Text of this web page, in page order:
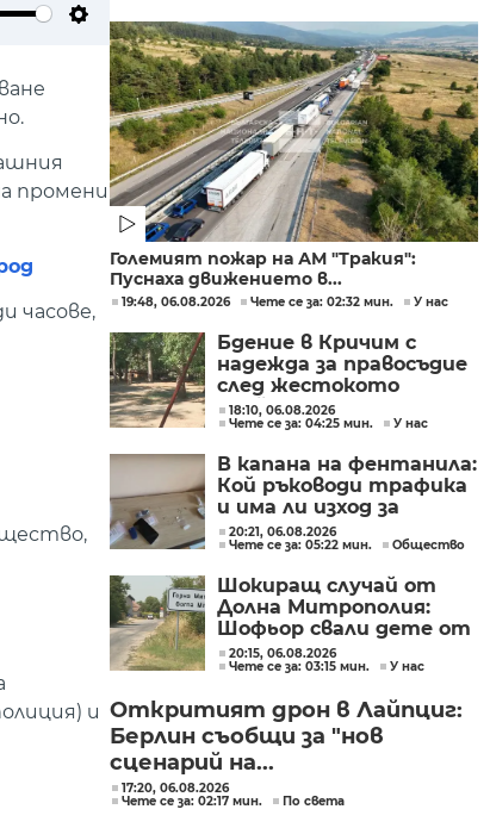
Settings
промени
часове,
и
Големият пожар на АМ "Тракия":
Пуснаха движението в...
19:48, 06.08.2026 Чете се за: 02:32 мин. У нас
Бдение в Кричим с
надежда за правосъдие
след жестокото
убийство на млад мъж
в Пловдив от
18:10, 06.08.2026
Чете се за: 04:25 мин.
У нас
В капана на фентанила:
Кой ръководи трафика
и има ли изход за
пристрастените?
20:21, 06.08.2026
Чете се за: 05:22 мин.
Общество
Шокиращ случай от
Долна Митрополия:
Шофьор свали дете от
автобус и го остави на
пътя в жегата
20:15, 06.08.2026
Чете се за: 03:15 мин.
У нас
Откритият дрон в Лайпциг:
Берлин съобщи за "нов
сценарий на...
17:20, 06.08.2026
Чете се за: 02:17 мин.
По света